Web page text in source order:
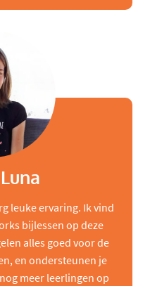
leuke ervaring. Ik vind
bijlessen op deze
alles goed voor de
en ondersteunen je
meer leerlingen op